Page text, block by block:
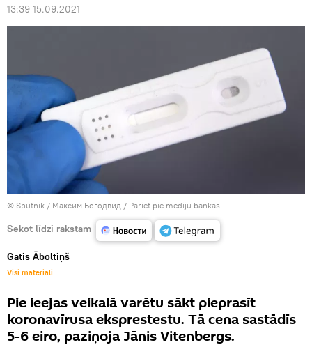
13:39 15.09.2021
© Sputnik / Максим Богодвид / Pāriet pie mediju bankas
Sekot līdzi rakstam
Gatis Āboltiņš
Visi materiāli
Pie ieejas veikalā varētu sākt pieprasīt
koronavīrusa eksprestestu. Tā cena sastādīs
5-6 eiro, paziņoja Jānis Vitenbergs.